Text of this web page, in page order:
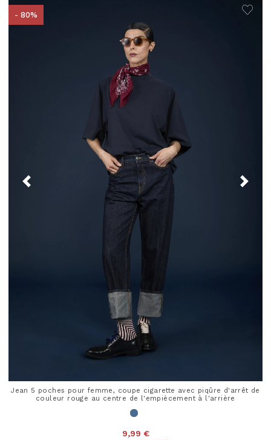
- 80%
Jean 5 poches pour femme, coupe cigarette avec piqûre d'arrêt de
couleur rouge au centre de l'empiècement à l'arrière
9,99 €